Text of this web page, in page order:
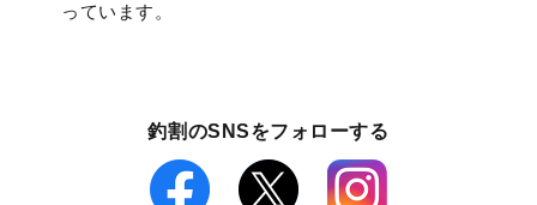
っています。
釣割のSNSをフォローする